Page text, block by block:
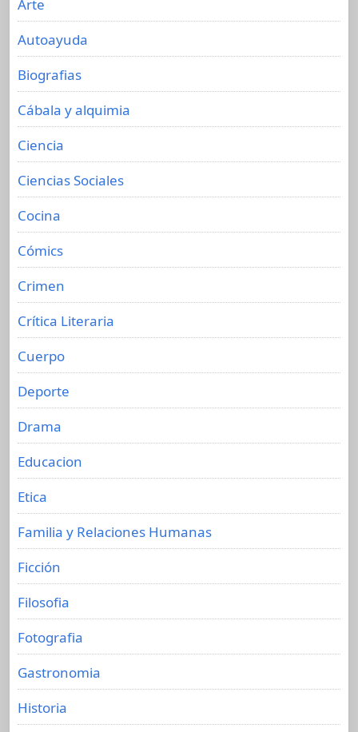
Arte
Autoayuda
Biografias
Cábala y alquimia
Ciencia
Ciencias Sociales
Cocina
Cómics
Crimen
Crítica Literaria
Cuerpo
Deporte
Drama
Educacion
Etica
Familia y Relaciones Humanas
Ficción
Filosofia
Fotografia
Gastronomia
Historia